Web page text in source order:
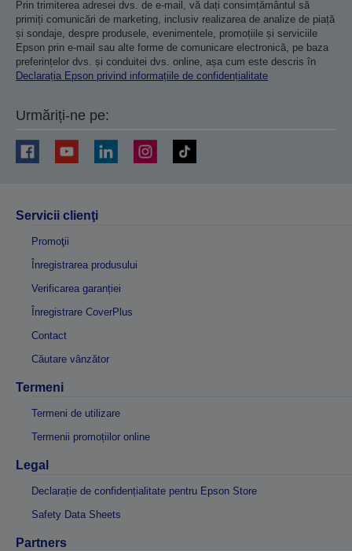
Prin trimiterea adresei dvs. de e-mail, vă dați consimțământul să
primiți comunicări de marketing, inclusiv realizarea de analize de piață
și sondaje, despre produsele, evenimentele, promoțiile și serviciile
Epson prin e-mail sau alte forme de comunicare electronică, pe baza
preferințelor dvs. și conduitei dvs. online, așa cum este descris în
Declarația Epson privind informațiile de confidențialitate
Urmăriți-ne pe:
Servicii clienţi
Promoţii
Înregistrarea produsului
Verificarea garanției
Înregistrare CoverPlus
Contact
Căutare vânzător
Termeni
Termeni de utilizare
Termenii promoțiilor online
Legal
Declarație de confidențialitate pentru Epson Store
Safety Data Sheets
Partners